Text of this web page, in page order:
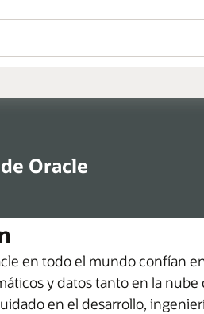
Oracle
en todo el mundo confían
y datos tanto en la
en el desarrollo,